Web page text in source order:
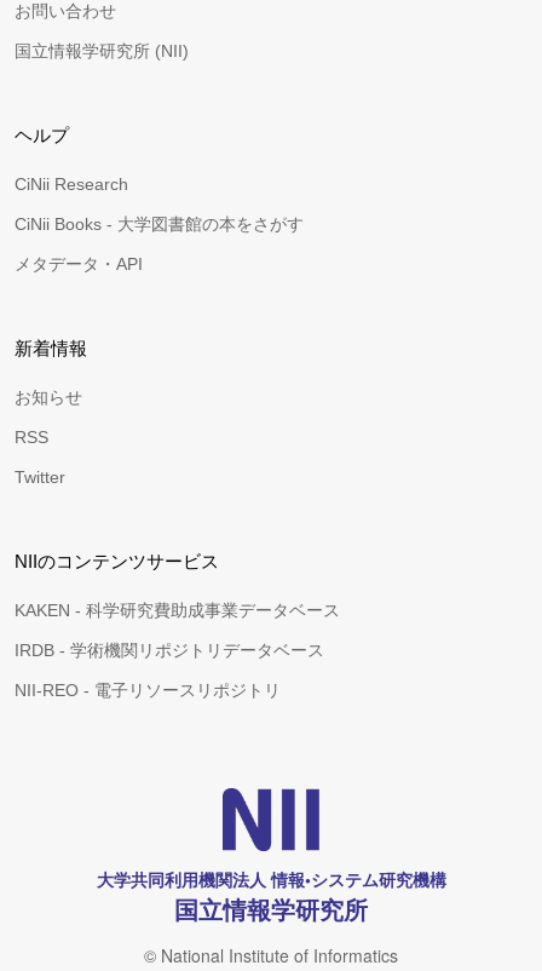
お問い合わせ
国立情報学研究所 (NII)
ヘルプ
CiNii Research
CiNii Books - 大学図書館の本をさがす
メタデータ・API
新着情報
お知らせ
RSS
Twitter
NIIのコンテンツサービス
KAKEN - 科学研究費助成事業データベース
IRDB - 学術機関リポジトリデータベース
NII-REO - 電子リソースリポジトリ
大学共同利用機関法人 情報•システム研究機構
国立情報学研究所
© National Institute of Informatics